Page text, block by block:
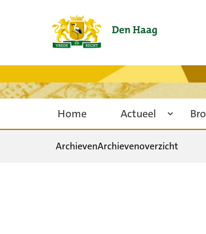
Home Actueel
ArchievenArchievenoverzicht